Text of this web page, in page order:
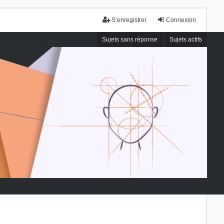
Connexion
S’enregistrer
Sujets sans réponse Sujets actifs